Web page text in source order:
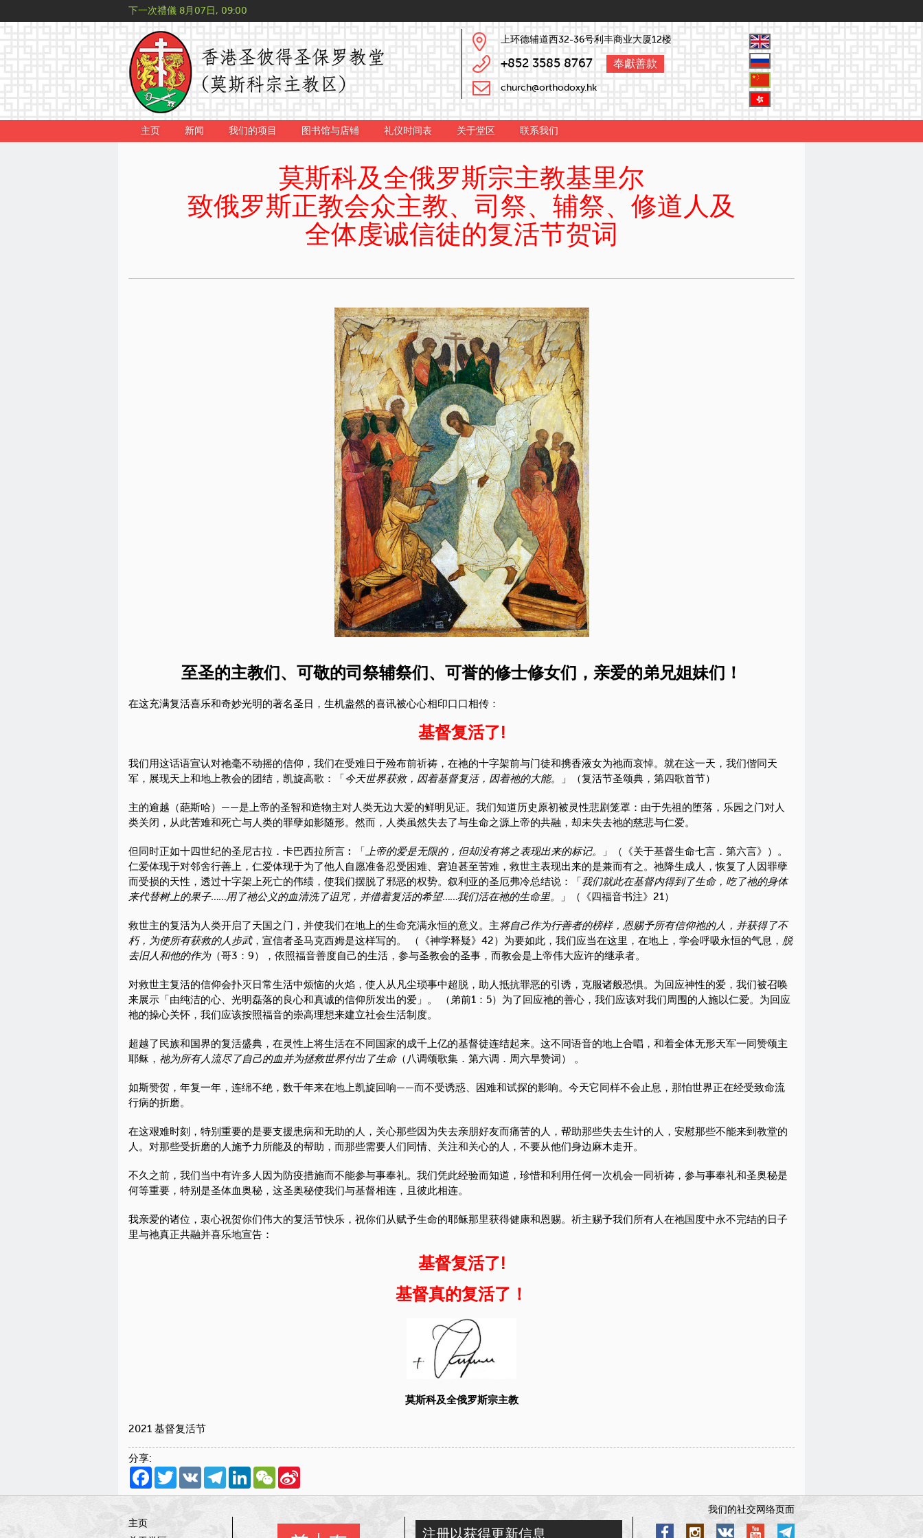
下一次禮儀 8月07日, 09:00
上环德辅道西32-36号利丰商业大厦12楼
+852 3585 8767 奉獻善款
church@orthodoxy.hk
主页 新闻 我们的项目 图书馆与店铺 礼仪时间表 关于堂区 联系我们
莫斯科及全俄罗斯宗主教基里尔
致俄罗斯正教会众主教、司祭、辅祭、修道人及
全体虔诚信徒的复活节贺词
至圣的主教们、可敬的司祭辅祭们、可誉的修士修女们，亲爱的弟兄姐妹们！
在这充满复活喜乐和奇妙光明的著名圣日，生机盎然的喜讯被心心相印口口相传：
基督复活了!
我们用这话语宣认对祂毫不动摇的信仰，我们在受难日于殓布前祈祷，在祂的十字架前与门徒和携香液女为祂而哀悼。就在这一天，我们偕同天
军，展现天上和地上教会的团结，凯旋高歌：「 今天世界获救，因着基督复活，因着祂的大能。 」（复活节圣颂典，第四歌首节）
主的逾越（葩斯哈）——是上帝的圣智和造物主对人类无边大爱的鲜明见证。我们知道历史原初被灵性悲剧笼罩：由于先祖的堕落，乐园之门对人
类关闭，从此苦难和死亡与人类的罪孽如影随形。然而，人类虽然失去了与生命之源上帝的共融，却未失去祂的慈悲与仁爱。
但同时正如十四世纪的圣尼古拉．卡巴西拉所言︰「 上帝的爱是无限的，但却没有将之表现出来的标记。
」（《关于基督生命七言．第六言》）。
仁爱体现于对邻舍行善上，仁爱体现于为了他人自愿准备忍受困难、窘迫甚至苦难，救世主表现出来的是兼而有之。祂降生成人，恢复了人因罪孽
而受损的天性，透过十字架上死亡的伟绩，使我们摆脱了邪恶的权势。叙利亚的圣厄弗冷总结说：「 我们就此在基督内得到了生命，吃了祂的身体
来代替树上的果子……用了祂公义的血清洗了诅咒，并借着复活的希望……我们活在祂的生命里。
」（《四福音书注》21）
救世主的复活为人类开启了天国之门，并使我们在地上的生命充满永恒的意义。主将自己作为行善者的榜样，恩赐予所有信仰祂的人，并获得了不
朽，为使所有获救的人步武，宣信者圣马克西姆是这样写的。 （《神学释疑》42）为要如此，我们应当在这里，在地上，学会呼吸永恒的气息， 脱
去旧人和他的作为（哥3：9），依照福音善度自己的生活，参与圣教会的圣事，而教会是上帝伟大应许的继承者。
对救世主复活的信仰会扑灭日常生活中烦恼的火焰，使人从凡尘琐事中超脱，助人抵抗罪恶的引诱，克服诸般恐惧。为回应神性的爱，我们被召唤
来展示「由纯洁的心、光明磊落的良心和真诚的信仰所发出的爱」。 （弟前1：5）为了回应祂的善心，我们应该对我们周围的人施以仁爱。为回应
祂的操心关怀，我们应该按照福音的崇高理想来建立社会生活制度。
超越了民族和国界的复活盛典，在灵性上将生活在不同国家的成千上亿的基督徒连结起来。这不同语音的地上合唱，和着全体无形天军一同赞颂主
耶稣， 祂为所有人流尽了自己的血并为拯救世界付出了生命（八调颂歌集．第六调．周六早赞词） 。
如斯赞贺，年复一年，连绵不绝，数千年来在地上凯旋回响——而不受诱惑、困难和试探的影响。今天它同样不会止息，那怕世界正在经受致命流
行病的折磨。
在这艰难时刻，特别重要的是要支援患病和无助的人，关心那些因为失去亲朋好友而痛苦的人，帮助那些失去生计的人，安慰那些不能来到教堂的
人。对那些受折磨的人施予力所能及的帮助，而那些需要人们同情、关注和关心的人，不要从他们身边麻木走开。
不久之前，我们当中有许多人因为防疫措施而不能参与事奉礼。我们凭此经验而知道，珍惜和利用任何一次机会一同祈祷，参与事奉礼和圣奥秘是
何等重要，特别是圣体血奥秘，这圣奥秘使我们与基督相连，且彼此相连。
我亲爱的诸位，衷心祝贺你们伟大的复活节快乐，祝你们从赋予生命的耶稣那里获得健康和恩赐。祈主赐予我们所有人在祂国度中永不完结的日子
里与祂真正共融并喜乐地宣告：
基督复活了!
基督真的复活了！
莫斯科及全俄罗斯宗主教
2021 基督复活节
分享:
Facebook
TwitterVK TelegramLinkedInWeChat
主页
注册以获得更新信息
我们的社交网络页面